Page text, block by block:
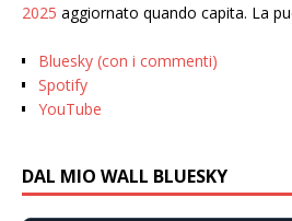
2025 aggiornato quando capita. La
Bluesky (con i commenti)
Spotify
YouTube
DAL MIO WALL BLUESKY